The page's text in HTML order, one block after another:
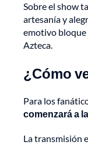
Sobre el show
artesanía y
emotivo bloque
Azteca.
¿Cómo
Para los
comenzará a
La transmisión